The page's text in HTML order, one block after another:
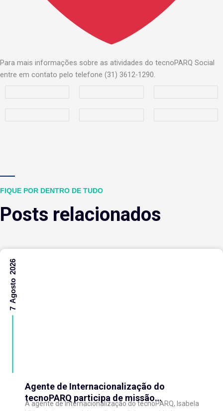
Para mais informações sobre as atividades do tecnoPARQ Social
entre em contato pelo telefone (31) 3612-1290.
FIQUE POR DENTRO DE TUDO
Posts relacionados
Agente de Internacionalização do
tecnoPARQ participa de missão
A agente de Internacionalização do tecnoPARQ, Isabela
7 Agosto 2026